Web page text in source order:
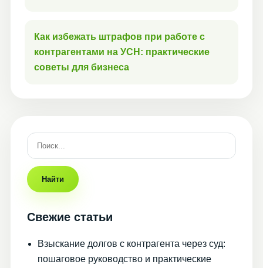
Как избежать штрафов при работе с
контрагентами на УСН: практические
советы для бизнеса
Найти
Свежие статьи
Взыскание долгов с контрагента через суд:
пошаговое руководство и практические